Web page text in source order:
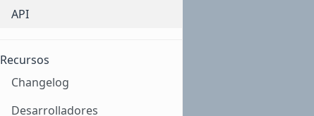
API
Recursos
Changelog
Desarrolladores